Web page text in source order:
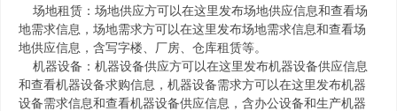
场地租赁：场地供应方可以在这里发布场地供应信息和查看场
地需求信息，场地需求方可以在这里发布场地需求信息和查看场
地供应信息，含写字楼、厂房、仓库租赁等。
机器设备：机器设备供应方可以在这里发布机器设备供应信息
和查看机器设备求购信息，机器设备需求方可以在这里发布机器
设备需求信息和查看机器设备供应信息，含办公设备和生产机器